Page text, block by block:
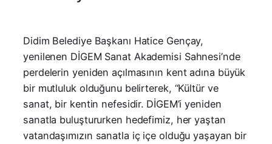
Didim Belediye Başkanı Hatice Gençay,
yenilenen DİGEM Sanat Akademisi Sahnesi’nde
perdelerin yeniden açılmasının kent adına büyük
bir mutluluk olduğunu belirterek, “Kültür ve
sanat, bir kentin nefesidir. DİGEM’i yeniden
sanatla buluştururken hedefimiz, her yaştan
vatandaşımızın sanatla iç içe olduğu yaşayan bir